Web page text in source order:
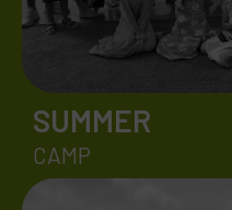
SUMMER
CAMP